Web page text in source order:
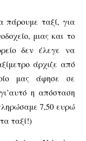
πάρουμε ταξί, για
μιας και το
δεν έλεγε να
άρχιζε από
μας άφησε σε
η απόσταση
7,50 ευρώ
ταξί!)